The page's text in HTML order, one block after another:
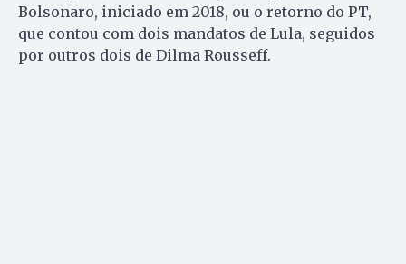
Bolsonaro, iniciado em 2018, ou o retorno do PT,
que contou com dois mandatos de Lula, seguidos
por outros dois de Dilma Rousseff.